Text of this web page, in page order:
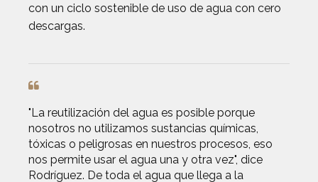
con un ciclo sostenible de uso de agua con cero
descargas.
"La reutilización del agua es posible porque
nosotros no utilizamos sustancias químicas,
tóxicas o peligrosas en nuestros procesos, eso
nos permite usar el agua una y otra vez", dice
Rodríguez. De toda el agua que llega a la